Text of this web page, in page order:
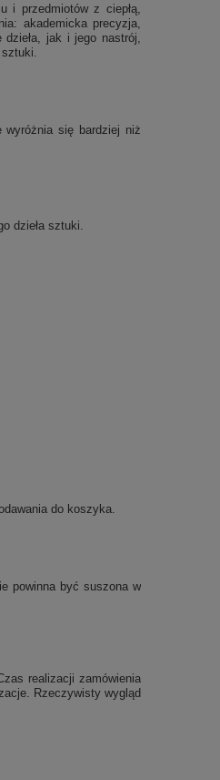
i przedmiotów z ciepłą,
akademicka precyzja,
jak i jego nastrój,
się bardziej niż
dzieła sztuki.
do koszyka.
powinna być suszona w
realizacji zamówienia
Rzeczywisty wygląd